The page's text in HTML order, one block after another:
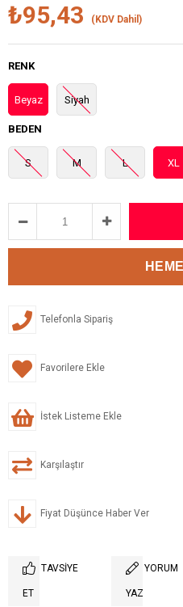
₺95,43 (KDV Dahil)
RENK
Beyaz Siyah
BEDEN
S M L XL
Telefonla Sipariş
Favorilere Ekle
İstek Listeme Ekle
Karşılaştır
Fiyat Düşünce Haber Ver
TAVSIYE
ET
YORUM
YAZ